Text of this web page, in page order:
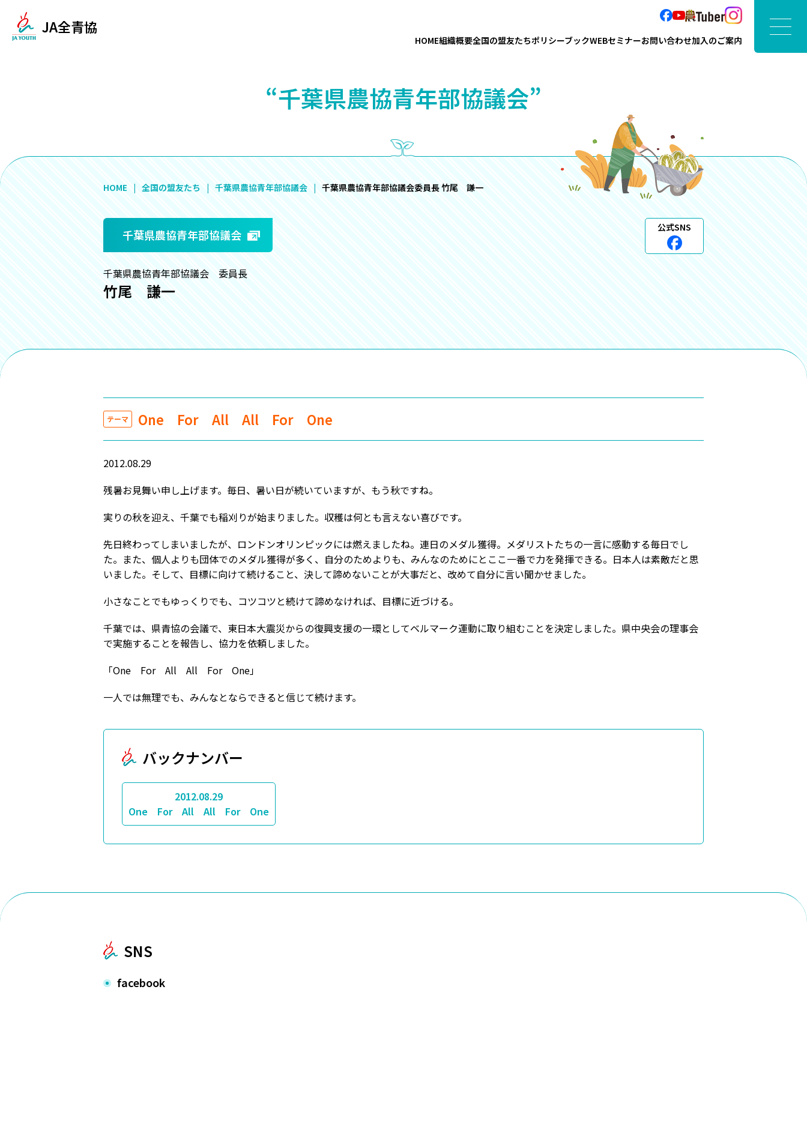
JA全青協
HOME組織概要全国の盟友たちポリシーブックWEBセミナーお問い合わせ加入のご案内
“千葉県農協青年部協議会”
HOME 全国の盟友たち 千葉県農協青年部協議会 千葉県農協青年部協議会委員長 竹尾 謙一
千葉県農協青年部協議会 公式SNS
千葉県農協青年部協議会 委員長
竹尾 謙一
テーマ One For All All For One
2012.08.29
残暑お見舞い申し上げます。毎日、暑い日が続いていますが、もう秋ですね。
実りの秋を迎え、千葉でも稲刈りが始まりました。収穫は何とも言えない喜びです。
先日終わってしまいましたが、ロンドンオリンピックには燃えましたね。連日のメダル獲得。メダリストたちの一言に感動する毎日でし
た。また、個人よりも団体でのメダル獲得が多く、自分のためよりも、みんなのためにとここ一番で力を発揮できる。日本人は素敵だと思
いました。そして、目標に向けて続けること、決して諦めないことが大事だと、改めて自分に言い聞かせました。
小さなことでもゆっくりでも、コツコツと続けて諦めなければ、目標に近づける。
千葉では、県青協の会議で、東日本大震災からの復興支援の一環としてベルマーク運動に取り組むことを決定しました。県中央会の理事会
で実施することを報告し、協力を依頼しました。
「One For All All For One」
一人では無理でも、みんなとならできると信じて続けます。
バックナンバー
2012.08.29
One For All All For One
SNS
facebook